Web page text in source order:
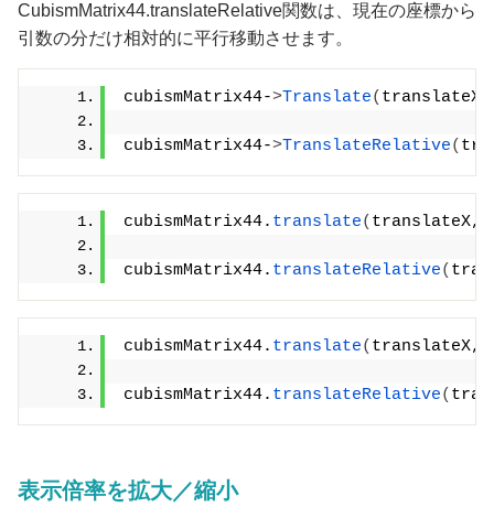
CubismMatrix44.translateRelative関数は、現在の座標から
引数の分だけ相対的に平行移動させます。
cubismMatrix44->Translate(
cubismMatrix44->TranslateRelative(
cubismMatrix44. translate( translateX,
cubismMatrix44. translateRelative(
cubismMatrix44. translate( translateX,
cubismMatrix44. translateRelative(
表示倍率を拡大／縮小